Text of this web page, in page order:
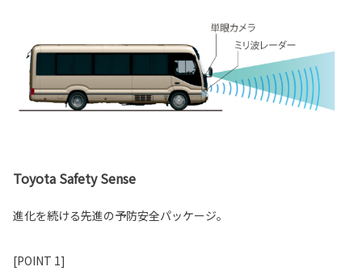
Toyota Safety Sense
進化を続ける先進の予防安全パッケージ。
[POINT 1]